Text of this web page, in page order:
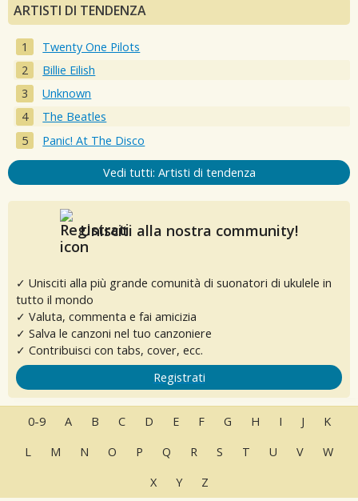
ARTISTI DI TENDENZA
Twenty One Pilots
Billie Eilish
Unknown
The Beatles
Panic! At The Disco
Vedi tutti: Artisti di tendenza
Unisciti alla nostra community!
✓ Unisciti alla più grande comunità di suonatori di ukulele in
tutto il mondo
✓ Valuta, commenta e fai amicizia
✓ Salva le canzoni nel tuo canzoniere
✓ Contribuisci con tabs, cover, ecc.
Registrati
0-9 A B C D E F G H I J
K
L
M N O P Q R S T U V
W
X
Y Z